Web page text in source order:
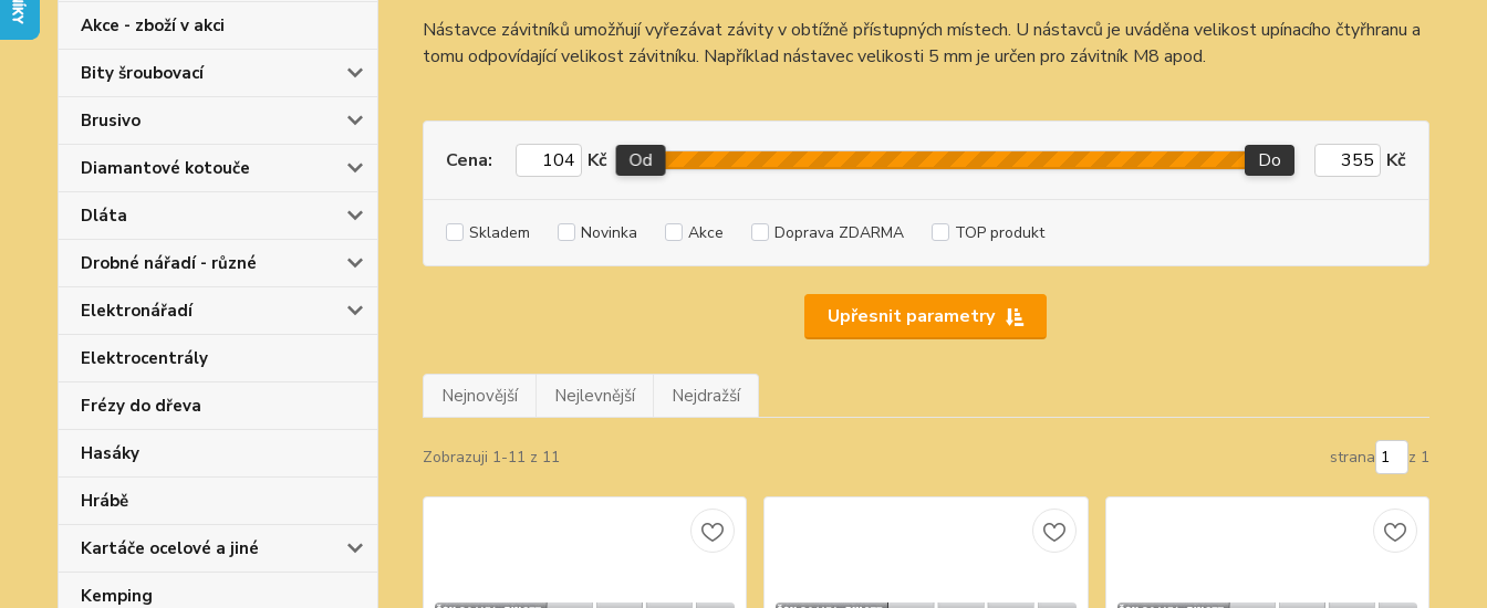
Akce - zboží v akci
Bity šroubovací
Brusivo
Diamantové kotouče
Dláta
Drobné nářadí - různé
Elektronářadí
Elektrocentrály
Frézy do dřeva
Hasáky
Hrábě
Kartáče ocelové a jiné
Kemping
Nástavce závitníků umožňují vyřezávat závity v obtížně přístupných místech. U nástavců je uváděna velikost upínacího čtyřhranu a
tomu odpovídající velikost závitníku. Například nástavec velikosti 5 mm je určen pro závitník M8 apod.
Upřesnit parametry
Cena: Kč Od Do Kč
Skladem Novinka Akce Doprava ZDARMA TOP produkt
Nejnovější Nejlevnější Nejdražší
Zobrazuji 1-11 z 11 strana z 1